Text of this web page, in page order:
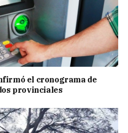
el cronograma de
provinciales